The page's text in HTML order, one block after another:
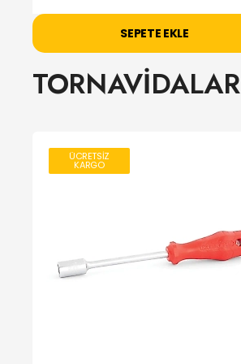
SEPETE EKLE
TORNAVİDALAR
ÜCRETSİZ
KARGO